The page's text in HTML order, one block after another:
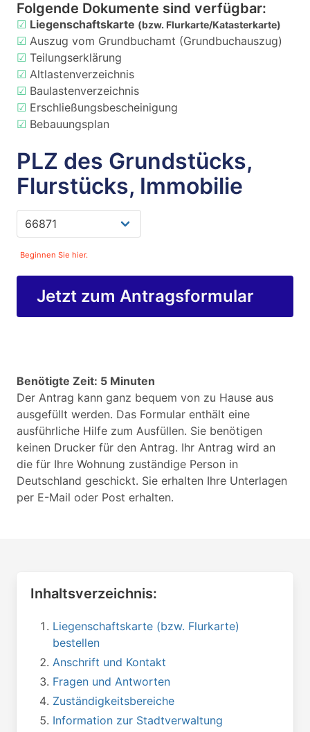
Folgende Dokumente sind verfügbar:
☑ Liegenschaftskarte (bzw. Flurkarte/Katasterkarte)
☑ Auszug vom Grundbuchamt (Grundbuchauszug)
☑ Teilungserklärung
☑ Altlastenverzeichnis
☑ Baulastenverzeichnis
☑ Erschließungsbescheinigung
☑ Bebauungsplan
PLZ des Grundstücks,
Flurstücks, Immobilie
Beginnen Sie hier.
Jetzt zum Antragsformular
Benötigte Zeit: 5 Minuten
Der Antrag kann ganz bequem von zu Hause aus
ausgefüllt werden. Das Formular enthält eine
ausführliche Hilfe zum Ausfüllen. Sie benötigen
keinen Drucker für den Antrag. Ihr Antrag wird an
die für Ihre Wohnung zuständige Person in
Deutschland geschickt. Sie erhalten Ihre Unterlagen
per E-Mail oder Post erhalten.
Inhaltsverzeichnis:
Liegenschaftskarte (bzw. Flurkarte)
bestellen
Anschrift und Kontakt
Fragen und Antworten
Zuständigkeitsbereiche
Information zur Stadtverwaltung